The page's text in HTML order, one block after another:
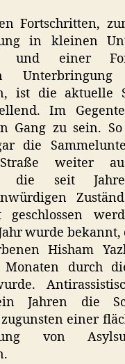
Fortschritten,
in kleinen
und einer
ist die aktuelle
Im
Gang zu sein.
die
weiter
die seit
geschlossen
wurde bekannt,
Hisham
Monaten durch
Jahren die
einer
von